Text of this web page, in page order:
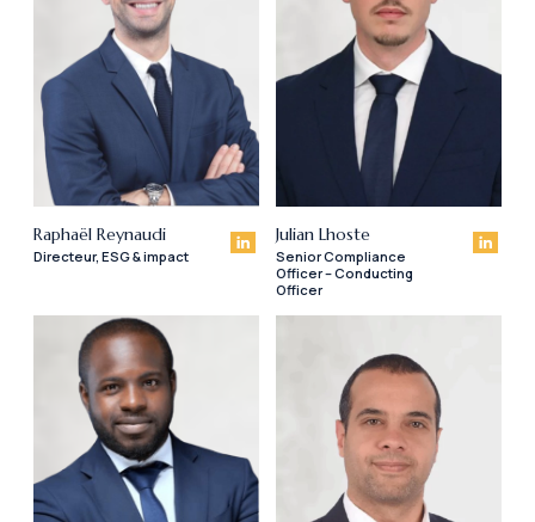
Raphaël Reynaudi
Directeur, ESG & impact
Julian Lhoste
Senior Compliance
Officer – Conducting
Officer